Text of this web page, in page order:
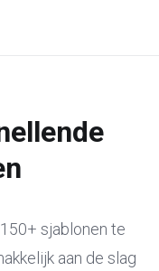
sjablonen te
aan de slag